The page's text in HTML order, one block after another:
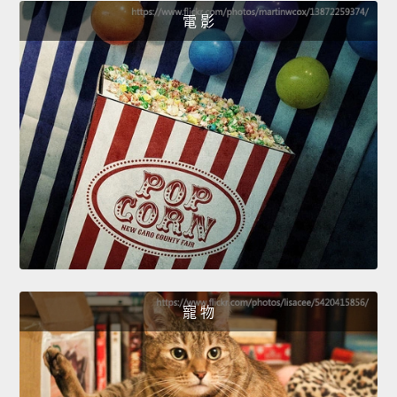
電 影
寵 物